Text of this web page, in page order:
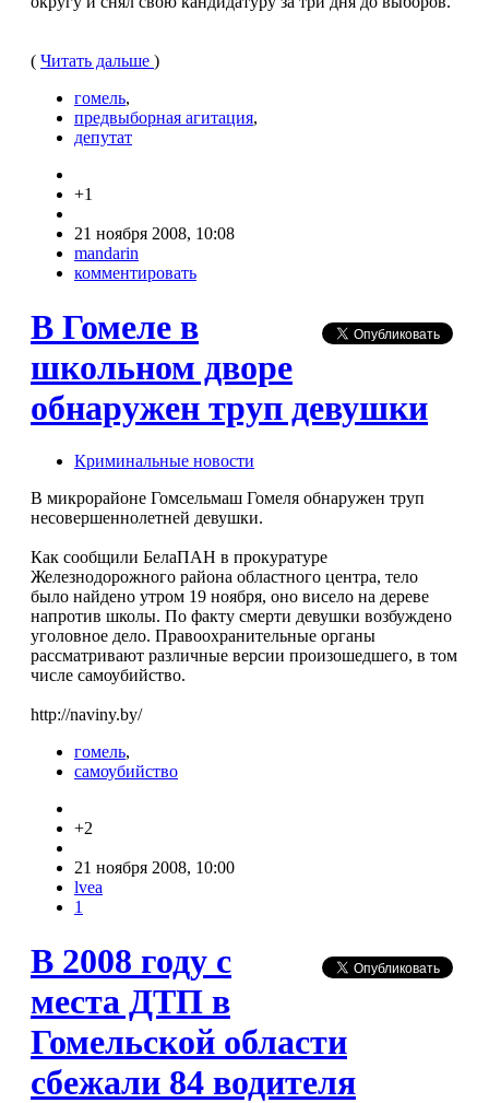
( Читать дальше )
гомель,
предвыборная агитация,
депутат
+1
21 ноября 2008, 10:08
mandarin
комментировать
В Гомеле в
школьном дворе
обнаружен труп девушки
Криминальные новости
В микрорайоне Гомсельмаш Гомеля обнаружен труп
несовершеннолетней девушки.
Как сообщили БелаПАН в прокуратуре
Железнодорожного района областного центра, тело
было найдено утром 19 ноября, оно висело на дереве
напротив школы. По факту смерти девушки возбуждено
уголовное дело. Правоохранительные органы
рассматривают различные версии произошедшего, в том
числе самоубийство.
http://naviny.by/
гомель,
самоубийство
+2
21 ноября 2008, 10:00
lvea
1
В 2008 году с
места ДТП в
Гомельской области
сбежали 84 водителя